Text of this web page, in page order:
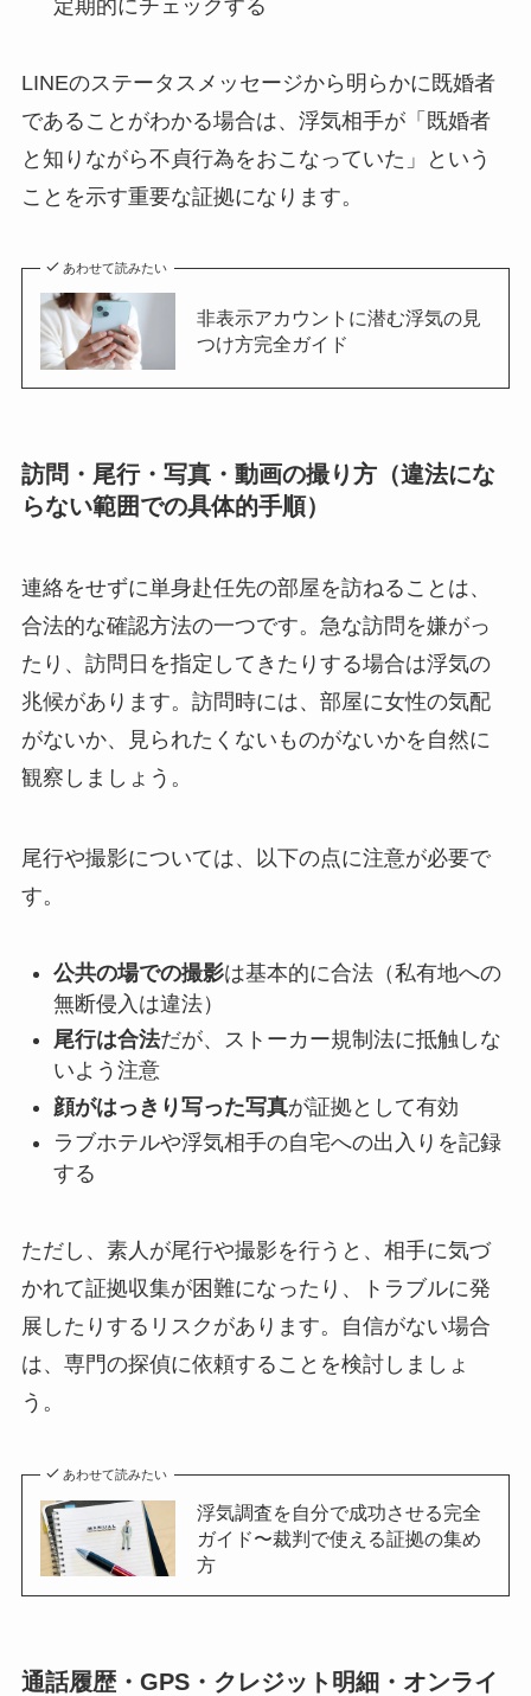
定期的にチェックする
LINEのステータスメッセージから明らかに既婚者
であることがわかる場合は、浮気相手が「既婚者
と知りながら不貞行為をおこなっていた」という
ことを示す重要な証拠になります。
あわせて読みたい
非表示アカウントに潜む浮気の見
つけ方完全ガイド
訪問・尾行・写真・動画の撮り方（違法にな
らない範囲での具体的手順）
連絡をせずに単身赴任先の部屋を訪ねることは、
合法的な確認方法の一つです。急な訪問を嫌がっ
たり、訪問日を指定してきたりする場合は浮気の
兆候があります。訪問時には、部屋に女性の気配
がないか、見られたくないものがないかを自然に
観察しましょう。
尾行や撮影については、以下の点に注意が必要で
す。
公共の場での撮影は基本的に合法（私有地への
無断侵入は違法）
尾行は合法だが、ストーカー規制法に抵触しな
いよう注意
顔がはっきり写った写真が証拠として有効
ラブホテルや浮気相手の自宅への出入りを記録
する
ただし、素人が尾行や撮影を行うと、相手に気づ
かれて証拠収集が困難になったり、トラブルに発
展したりするリスクがあります。自信がない場合
は、専門の探偵に依頼することを検討しましょ
う。
あわせて読みたい
浮気調査を自分で成功させる完全
ガイド〜裁判で使える証拠の集め
方
通話履歴・GPS・クレジット明細・オンライ